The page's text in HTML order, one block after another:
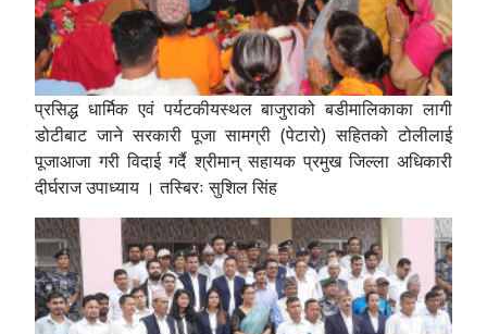
प्रसिद्ध धार्मिक एवं पर्यटकीयस्थल बाजुराको बडीमालिकाका लागी
डोटीबाट जाने सरकारी पूजा सामग्री (पेटारो) सहितको टोलीलाई
पूजाआजा गरी विदाई गर्दै श्रीमान् सहायक प्रमुख जिल्ला अधिकारी
दीर्घराज उपाध्याय । तस्बिरः सुशिल सिंह